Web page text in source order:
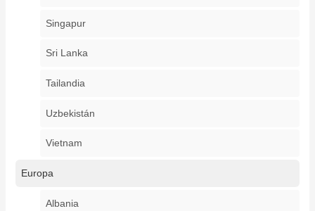
Singapur
Sri Lanka
Tailandia
Uzbekistán
Vietnam
Europa
Albania